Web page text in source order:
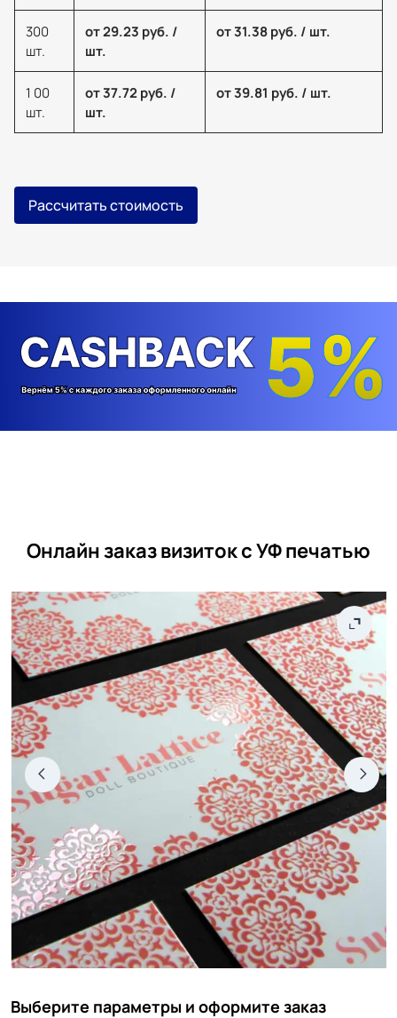
300
шт.
от 29.23 руб. /
шт.
от 31.38 руб. / шт.
1 00
шт.
от 37.72 руб. /
шт.
от 39.81 руб. / шт.
Рассчитать стоимость
Онлайн заказ визиток с УФ печатью
Выберите параметры и оформите заказ